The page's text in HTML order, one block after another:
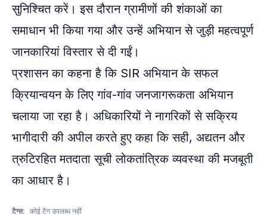
सुनिश्चित करें। इस दौरान ग्रामीणों की शंकाओं का
समाधान भी किया गया और उन्हें अभियान से जुड़ी महत्वपूर्ण
जानकारियां विस्तार से दी गईं।
प्रशासन का कहना है कि SIR अभियान के सफल
क्रियान्वयन के लिए गांव-गांव जनजागरूकता अभियान
चलाया जा रहा है। अधिकारियों ने नागरिकों से सक्रिय
भागीदारी की अपील करते हुए कहा कि सही, अद्यतन और
त्रुटिरहित मतदाता सूची लोकतांत्रिक व्यवस्था की मजबूती
का आधार है।
टैग्स: कोई टैग उपलब्ध नहीं